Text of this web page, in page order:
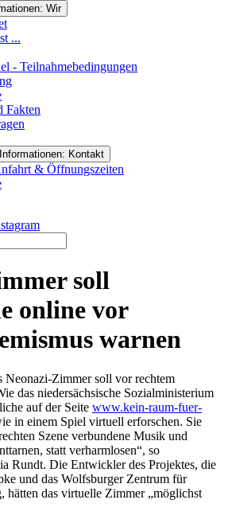
Wir
...
- Teilnahmebedingungen
Fakten
Kontakt
& Öffnungszeiten
soll
online vor
warnen
Neonazi-Zimmer soll vor rechtem
das niedersächsische Sozialministerium
auf der Seite www.kein-raum-fuer-
in einem Spiel virtuell erforschen. Sie
Szene verbundene Musik und
statt verharmlosen“, so
Rundt. Die Entwickler des Projektes, die
und das Wolfsburger Zentrum für
hätten das virtuelle Zimmer „möglichst